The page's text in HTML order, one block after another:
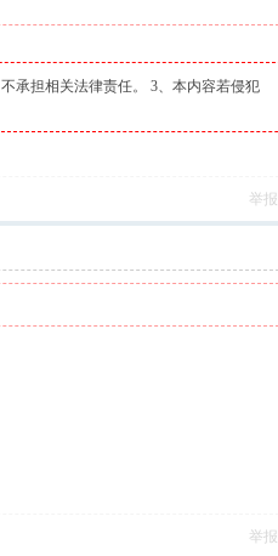
承担相关法律责任。 3、本内容若侵犯
举报
举报